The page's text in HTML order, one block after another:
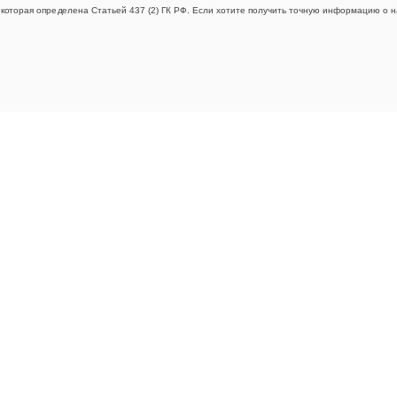
которая определена Статьей 437 (2) ГК РФ. Если хотите получить точную информацию о